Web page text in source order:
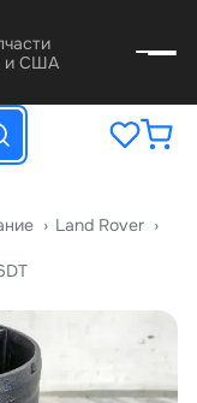
и США
› Land Rover ›